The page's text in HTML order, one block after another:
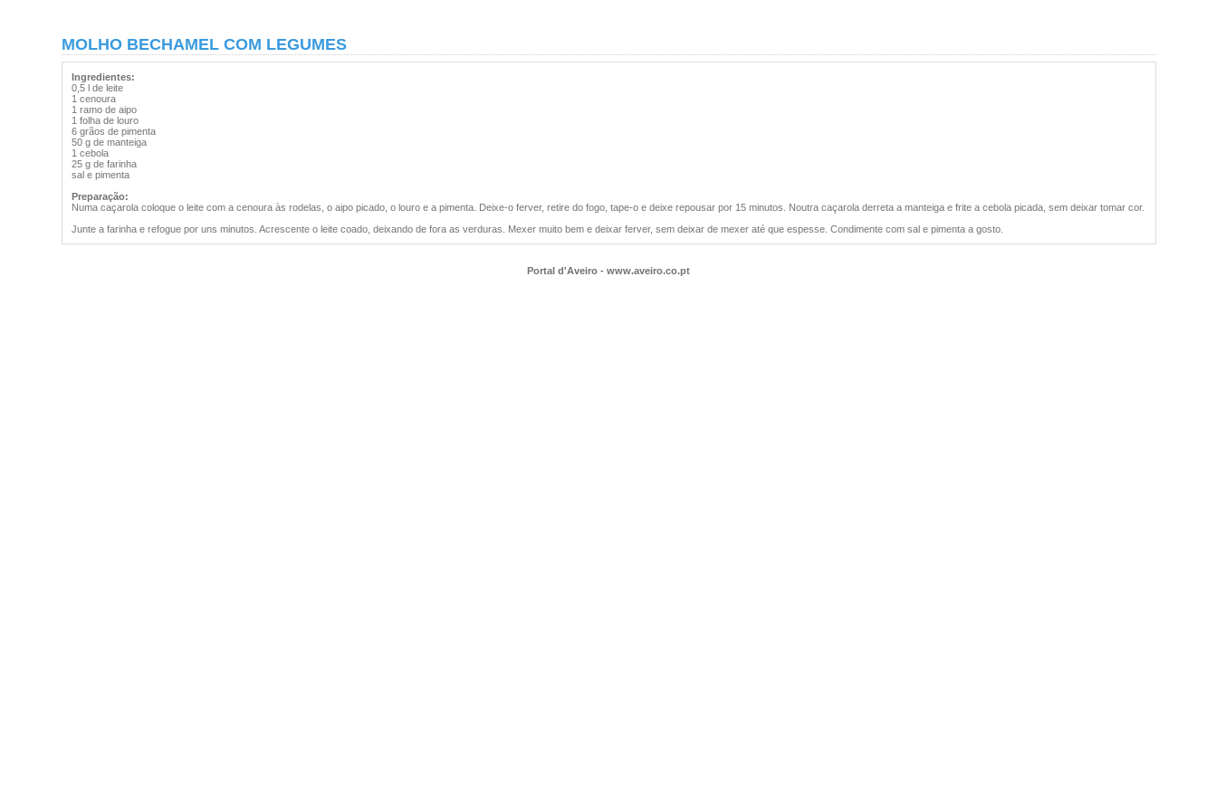
MOLHO BECHAMEL COM LEGUMES
Ingredientes:
0,5 l de leite
1 cenoura
1 ramo de aipo
1 folha de louro
6 grãos de pimenta
50 g de manteiga
1 cebola
25 g de farinha
sal e pimenta
Preparação:
Numa caçarola coloque o leite com a cenoura às rodelas, o aipo picado, o louro e a pimenta. Deixe-o ferver, retire do fogo, tape-o e deixe repousar por 15 minutos. Noutra caçarola derreta a manteiga e frite a cebola picada, sem deixar tomar cor.
Junte a farinha e refogue por uns minutos. Acrescente o leite coado, deixando de fora as verduras. Mexer muito bem e deixar ferver, sem deixar de mexer até que espesse. Condimente com sal e pimenta a gosto.
Portal d'Aveiro - www.aveiro.co.pt